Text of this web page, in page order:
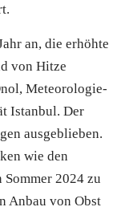
an, die erhöhte
von Hitze
Meteorologie-
Istanbul. Der
ausgeblieben.
wie den
2024 zu
Anbau von Obst